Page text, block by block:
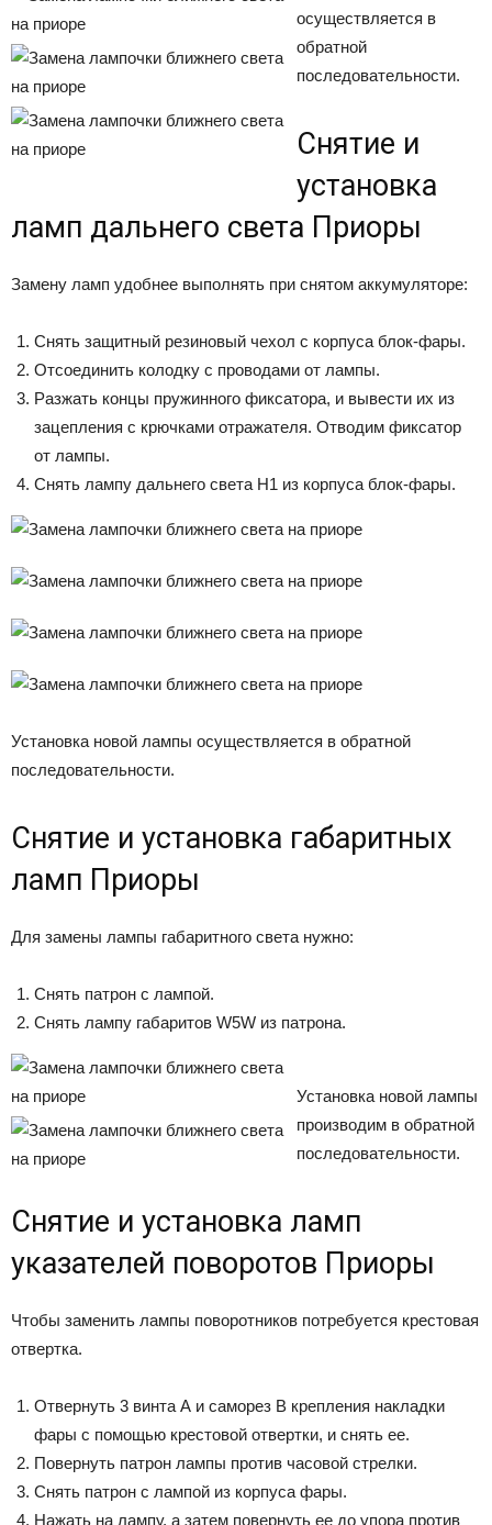
осуществляется в
обратной
последовательности.
Снятие и
установка
ламп дальнего света Приоры
Замену ламп удобнее выполнять при снятом аккумуляторе:
Снять защитный резиновый чехол с корпуса блок-фары.
Отсоединить колодку с проводами от лампы.
Разжать концы пружинного фиксатора, и вывести их из
зацепления с крючками отражателя. Отводим фиксатор
от лампы.
Снять лампу дальнего света H1 из корпуса блок-фары.
Установка новой лампы осуществляется в обратной
последовательности.
Снятие и установка габаритных
ламп Приоры
Для замены лампы габаритного света нужно:
Снять патрон с лампой.
Снять лампу габаритов W5W из патрона.
Установка новой лампы
производим в обратной
последовательности.
Снятие и установка ламп
указателей поворотов Приоры
Чтобы заменить лампы поворотников потребуется крестовая
отвертка.
Отвернуть 3 винта А и саморез В крепления накладки
фары с помощью крестовой отвертки, и снять ее.
Повернуть патрон лампы против часовой стрелки.
Снять патрон с лампой из корпуса фары.
Нажать на лампу, а затем повернуть ее до упора против